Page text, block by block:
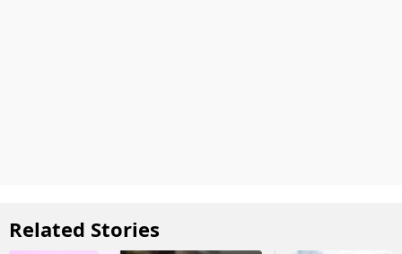
Related Stories